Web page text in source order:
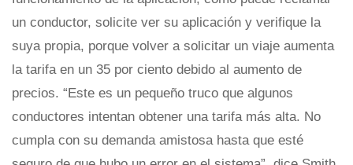
un conductor, solicite ver su aplicación y verifique la
suya propia, porque volver a solicitar un viaje aumenta
la tarifa en un 35 por ciento debido al aumento de
precios. “Este es un pequeño truco que algunos
conductores intentan obtener una tarifa más alta. No
cumpla con su demanda amistosa hasta que esté